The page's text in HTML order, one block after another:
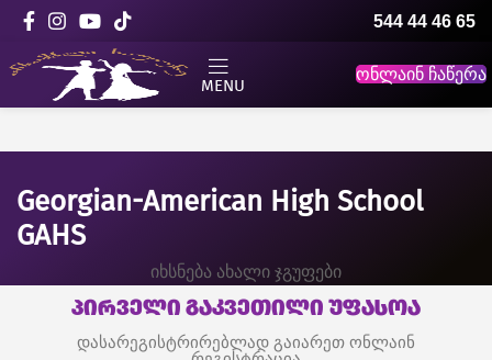
544 44 46 65
MENU
ონლაინ ჩაწერა
Georgian-American High School
GAHS
იხსნება ახალი ჯგუფები
პირველი გაკვეთილი უფასოა
დასარეგისტრირებლად გაიარეთ ონლაინ